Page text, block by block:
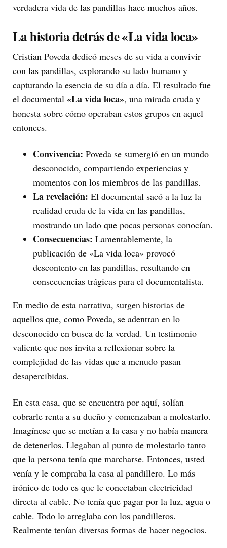
verdadera vida de las pandillas hace muchos años.
La historia detrás de «La vida loca»
Cristian Poveda dedicó meses de su vida a convivir
con las pandillas, explorando su lado humano y
capturando la esencia de su día a día. El resultado fue
el documental «La vida loca», una mirada cruda y
honesta sobre cómo operaban estos grupos en aquel
entonces.
Convivencia: Poveda se sumergió en un mundo
desconocido, compartiendo experiencias y
momentos con los miembros de las pandillas.
La revelación: El documental sacó a la luz la
realidad cruda de la vida en las pandillas,
mostrando un lado que pocas personas conocían.
Consecuencias: Lamentablemente, la
publicación de «La vida loca» provocó
descontento en las pandillas, resultando en
consecuencias trágicas para el documentalista.
En medio de esta narrativa, surgen historias de
aquellos que, como Poveda, se adentran en lo
desconocido en busca de la verdad. Un testimonio
valiente que nos invita a reflexionar sobre la
complejidad de las vidas que a menudo pasan
desapercibidas.
En esta casa, que se encuentra por aquí, solían
cobrarle renta a su dueño y comenzaban a molestarlo.
Imagínese que se metían a la casa y no había manera
de detenerlos. Llegaban al punto de molestarlo tanto
que la persona tenía que marcharse. Entonces, usted
venía y le compraba la casa al pandillero. Lo más
irónico de todo es que le conectaban electricidad
directa al cable. No tenía que pagar por la luz, agua o
cable. Todo lo arreglaba con los pandilleros.
Realmente tenían diversas formas de hacer negocios.